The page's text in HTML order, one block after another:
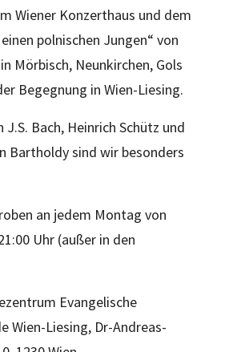
Wiener Konzerthaus und dem
polnischen Jungen“ von
Mörbisch, Neunkirchen, Gols
Begegnung in Wien-Liesing.
J.S. Bach, Heinrich Schütz und
Bartholdy sind wir besonders
an jedem Montag von
Uhr (außer in den
Evangelische
Wien-Liesing, Dr-Andreas-